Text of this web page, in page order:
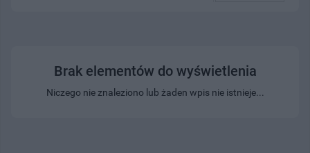
Brak elementów do wyświetlenia
Niczego nie znaleziono lub żaden wpis nie istnieje...